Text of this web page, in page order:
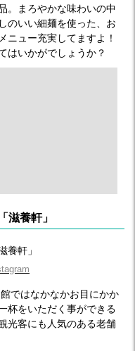
。まろやかな味わいの中
のいい細麺を使った、お
ニュー充実してますよ！
はいかがでしょうか？
滋養軒」
ではなかなかお目にかか
杯をいただく事ができる
光客にも人気のある老舗